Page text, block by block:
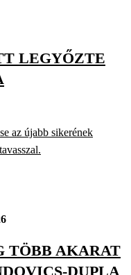
LEGYŐZTE
az újabb sikerének
TÖBB AKARAT
DUPLA